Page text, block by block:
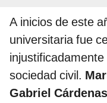
A inicios de este
universitaria fue
sociedad civil.
Gabriel Cárdenas